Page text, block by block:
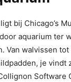
bij Chicago’s
aquarium ter
Van walvissen tot
je vindt
Software